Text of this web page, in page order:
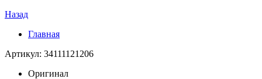
Назад
Главная
Артикул: 34111121206
Оригинал